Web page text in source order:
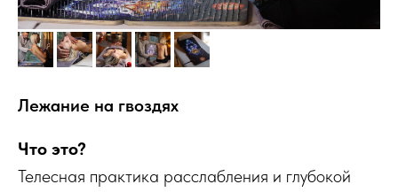
Лежание на гвоздях
Что это?
Телесная практика расслабления и глубокой